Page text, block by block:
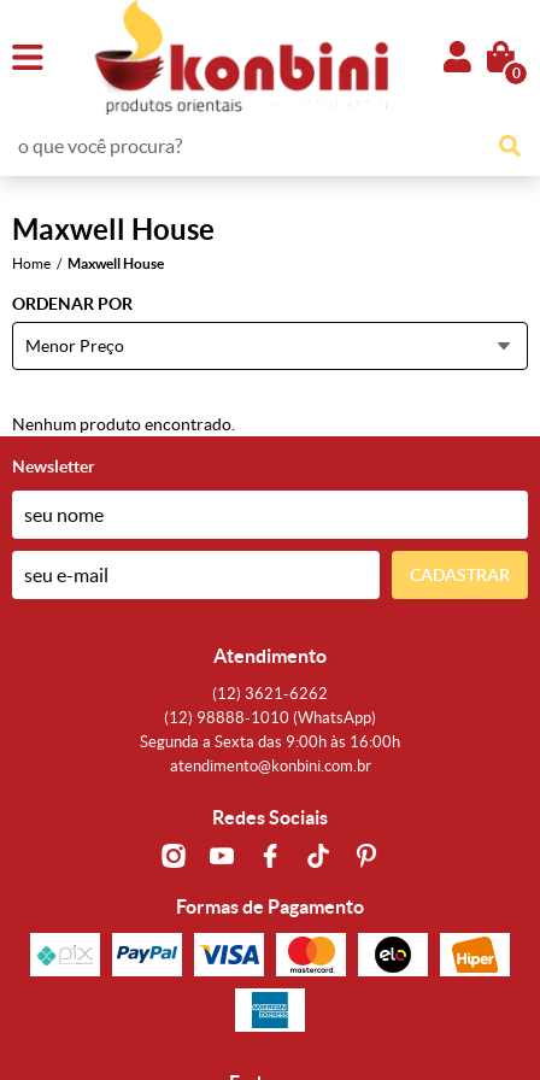
0
Maxwell House
Home Maxwell House
ORDENAR POR
Menor Preço
Nenhum produto encontrado.
Newsletter
CADASTRAR
Atendimento
(12) 3621-6262
(12) 98888-1010 (WhatsApp)
Segunda a Sexta das 9:00h às 16:00h
atendimento@konbini.com.br
Redes Sociais
Formas de Pagamento